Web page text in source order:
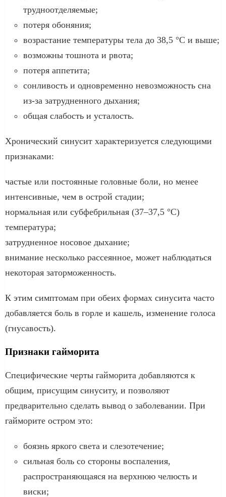
трудноотделяемые;
потеря обоняния;
возрастание температуры тела до 38,5 °С и выше;
возможны тошнота и рвота;
потеря аппетита;
сонливость и одновременно невозможность сна
из-за затрудненного дыхания;
общая слабость и усталость.
Хронический синусит характеризуется следующими
признаками:
частые или постоянные головные боли, но менее
интенсивные, чем в острой стадии;
нормальная или субфебрильная (37–37,5 °С)
температура;
затрудненное носовое дыхание;
внимание несколько рассеянное, может наблюдаться
некоторая заторможенность.
К этим симптомам при обеих формах синусита часто
добавляется боль в горле и кашель, изменение голоса
(гнусавость).
Признаки гайморита
Специфические черты гайморита добавляются к
общим, присущим синуситу, и позволяют
предварительно сделать вывод о заболевании. При
гайморите остром это:
боязнь яркого света и слезотечение;
сильная боль со стороны воспаления,
распространяющаяся на верхнюю челюсть и
виски;